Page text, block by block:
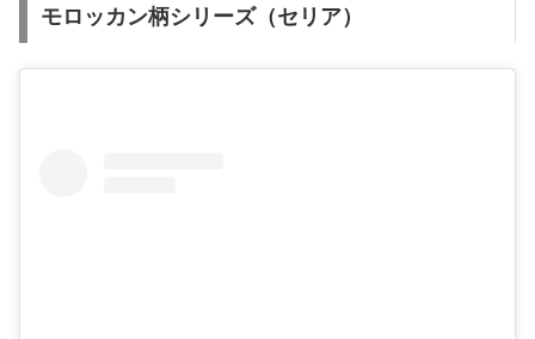
モロッカン柄シリーズ（セリア）